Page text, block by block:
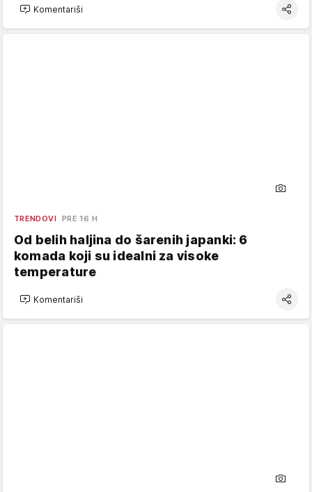
Komentariši
TRENDOVI PRE 16 H
Od belih haljina do šarenih japanki: 6
komada koji su idealni za visoke
temperature
Komentariši